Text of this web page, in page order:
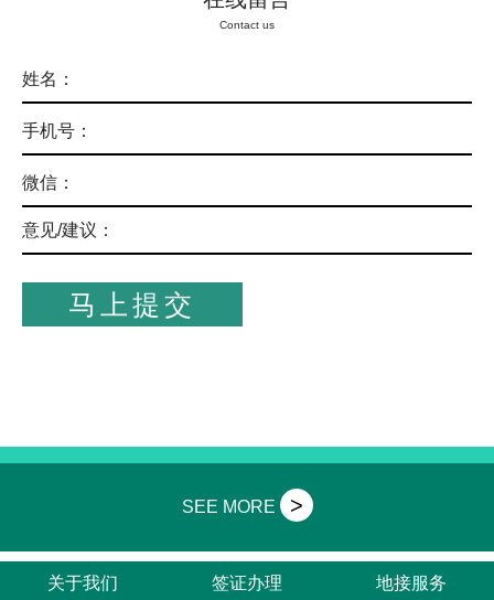
Contact us
姓名：
手机号：
微信：
意见/建议：
SEE MORE >
关于我们 签证办理 地接服务